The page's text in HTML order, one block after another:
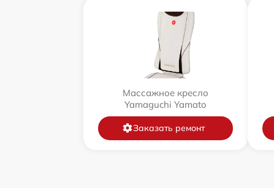
Массажное кресло
Yamaguchi Yamato
Заказать ремонт